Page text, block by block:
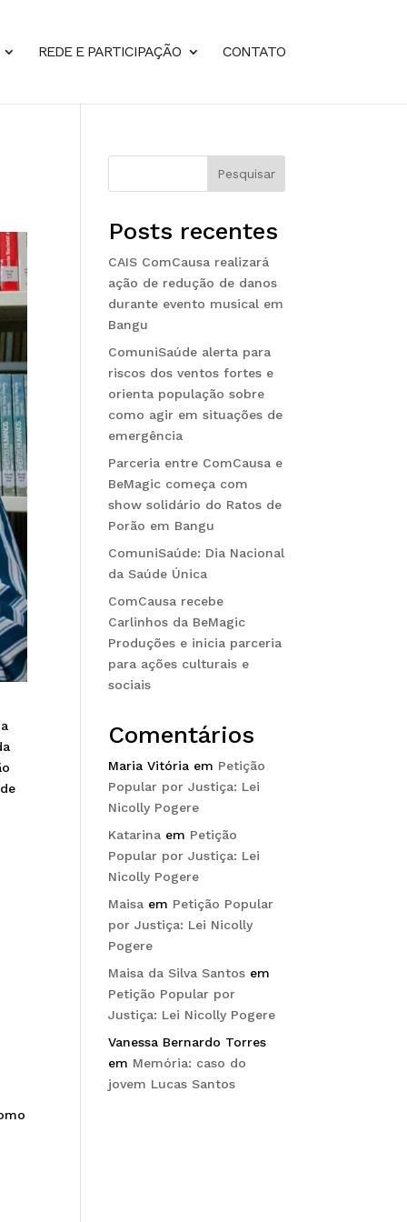
REDE E PARTICIPAÇÃO CONTATO
Pesquisar
Posts recentes
CAIS ComCausa realizará
ação de redução de danos
durante evento musical em
Bangu
ComuniSaúde alerta para
riscos dos ventos fortes e
orienta população sobre
como agir em situações de
emergência
Parceria entre ComCausa e
BeMagic começa com
show solidário do Ratos de
Porão em Bangu
ComuniSaúde: Dia Nacional
da Saúde Única
ComCausa recebe
Carlinhos da BeMagic
Produções e inicia parceria
para ações culturais e
sociais
Comentários
Maria Vitória em Petição
Popular por Justiça: Lei
Nicolly Pogere
Katarina em Petição
Popular por Justiça: Lei
Nicolly Pogere
Maisa em Petição Popular
por Justiça: Lei Nicolly
Pogere
Maisa da Silva Santos em
Petição Popular por
Justiça: Lei Nicolly Pogere
Vanessa Bernardo Torres
em Memória: caso do
jovem Lucas Santos